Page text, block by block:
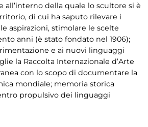
all’interno della quale lo scultore si è
di cui ha saputo rilevare i
aspirazioni, stimolare le scelte
anni (è stato fondato nel 1906);
e ai nuovi linguaggi
la Raccolta Internazionale d’Arte
con lo scopo di documentare la
mondiale; memoria storica
propulsivo dei linguaggi